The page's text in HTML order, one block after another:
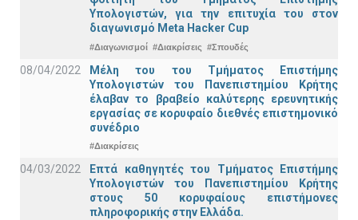
Υπολογιστών, για την επιτυχία του στον
διαγωνισμό Meta Hacker Cup
#Διαγωνισμοί #Διακρίσεις #Σπουδές
08/04/2022
Μέλη του του Τμήματος Επιστήμης
Υπολογιστών του Πανεπιστημίου Κρήτης
έλαβαν το βραβείο καλύτερης ερευνητικής
εργασίας σε κορυφαίο διεθνές επιστημονικό
συνέδριο
#Διακρίσεις
04/03/2022
Επτά καθηγητές του Τμήματος Επιστήμης
Υπολογιστών του Πανεπιστημίου Κρήτης
στους 50 κορυφαίους επιστήμονες
πληροφορικής στην Ελλάδα.